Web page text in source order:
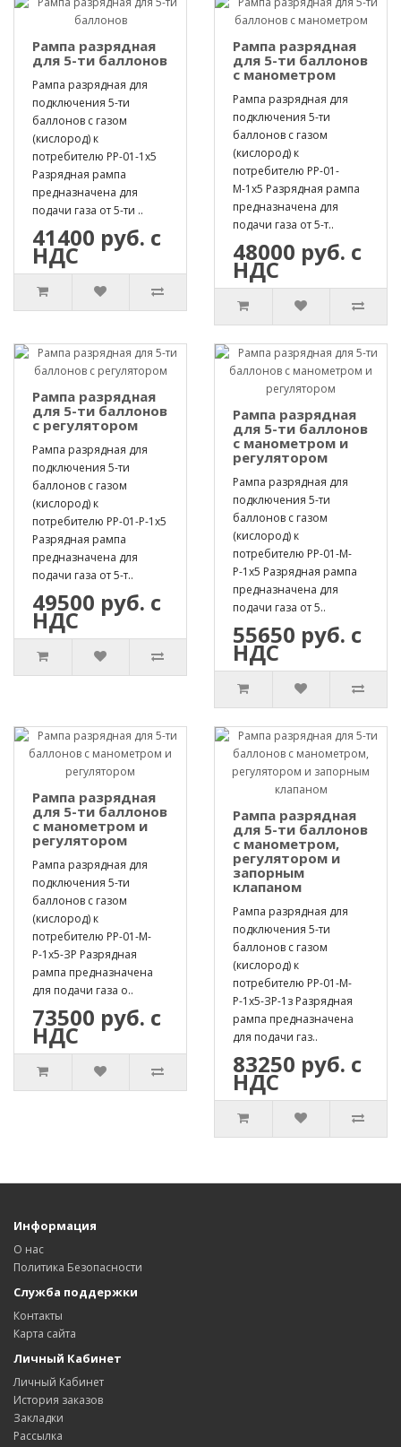
Рампа разрядная
для 5-ти баллонов
Рампа разрядная для
подключения 5-ти
баллонов с газом
(кислород) к
потребителю РР-01-1х5
Разрядная рампа
предназначена для
подачи газа от 5-ти ..
41400 руб. с
НДС
Рампа разрядная
для 5-ти баллонов
с манометром
Рампа разрядная для
подключения 5-ти
баллонов с газом
(кислород) к
потребителю РР-01-
М-1х5 Разрядная рампа
предназначена для
подачи газа от 5-т..
48000 руб. с
НДС
Рампа разрядная
для 5-ти баллонов
с регулятором
Рампа разрядная для
подключения 5-ти
баллонов с газом
(кислород) к
потребителю РР-01-Р-1х5
Разрядная рампа
предназначена для
подачи газа от 5-т..
49500 руб. с
НДС
Рампа разрядная
для 5-ти баллонов
с манометром и
регулятором
Рампа разрядная для
подключения 5-ти
баллонов с газом
(кислород) к
потребителю РР-01-М-
Р-1х5 Разрядная рампа
предназначена для
подачи газа от 5..
55650 руб. с
НДС
Рампа разрядная
для 5-ти баллонов
с манометром и
регулятором
Рампа разрядная для
подключения 5-ти
баллонов с газом
(кислород) к
потребителю РР-01-М-
Р-1х5-ЗР Разрядная
рампа предназначена
для подачи газа о..
73500 руб. с
НДС
Рампа разрядная
для 5-ти баллонов
с манометром,
регулятором и
запорным
клапаном
Рампа разрядная для
подключения 5-ти
баллонов с газом
(кислород) к
потребителю РР-01-М-
Р-1х5-ЗР-1з Разрядная
рампа предназначена
для подачи газ..
83250 руб. с
НДС
Информация
О нас
Политика Безопасности
Служба поддержки
Контакты
Карта сайта
Личный Кабинет
Личный Кабинет
История заказов
Закладки
Рассылка